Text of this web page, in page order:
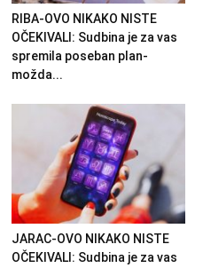
RIBA-OVO NIKAKO NISTE
OČEKIVALI: Sudbina je za vas
spremila poseban plan-
možda...
JARAC-OVO NIKAKO NISTE
OČEKIVALI: Sudbina je za vas